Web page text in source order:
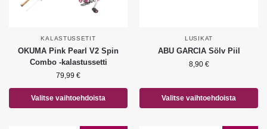
KALASTUSSETIT
OKUMA Pink Pearl V2 Spin
Combo -kalastussetti
79,99 €
Valitse vaihtoehdoista
LUSIKAT
ABU GARCIA Sölv Piil
8,90 €
Valitse vaihtoehdoista